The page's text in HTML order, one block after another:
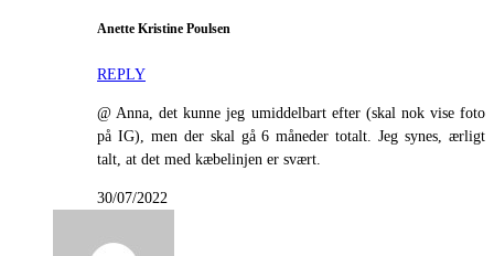
Anette Kristine Poulsen
REPLY
@ Anna, det kunne jeg umiddelbart efter (skal nok vise foto
på IG), men der skal gå 6 måneder totalt. Jeg synes, ærligt
talt, at det med kæbelinjen er svært.
30/07/2022